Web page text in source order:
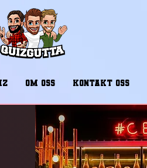
OM OSS KONTAKT OSS